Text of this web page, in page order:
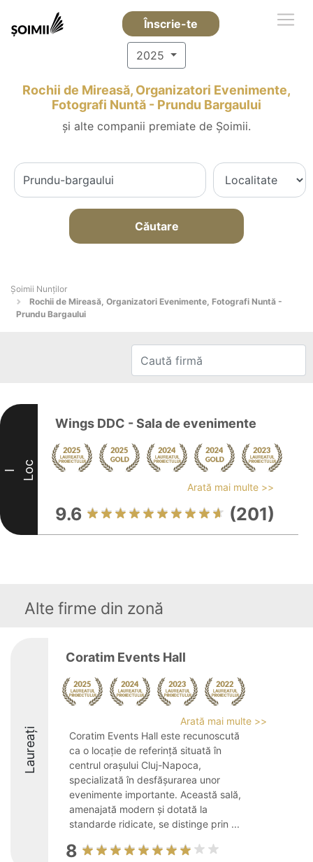
Înscrie-te
2025
Rochii de Mireasă, Organizatori Evenimente,
Fotografi Nuntă - Prundu Bargaului
și alte companii premiate de Șoimii.
Căutare
Șoimii Nunților
Rochii de Mireasă, Organizatori Evenimente, Fotografi Nuntă -
Prundu Bargaului
I Loc
Wings DDC - Sala de evenimente
Arată mai multe >>
9.6 (201)
Alte firme din zonă
Laureați
Coratim Events Hall
Arată mai multe >>
Coratim Events Hall este recunoscută
ca o locație de referință situată în
centrul orașului Cluj-Napoca,
specializată în desfășurarea unor
evenimente importante. Această sală,
amenajată modern și dotată la
standarde ridicate, se distinge prin ...
8